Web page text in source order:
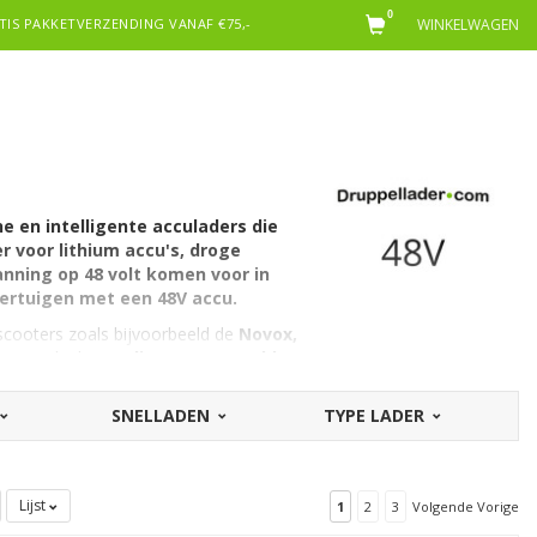
PAKKETVERZENDING VANAF €75,- WINKELWAGEN
0
en intelligente acculaders die
voor lithium accu's, droge
op 48 volt komen voor in
met een 48V accu.
zoals bijvoorbeeld de Novox,
SNELLADEN TYPE LADER
Lijst 1 2 3 Volgende Vorige